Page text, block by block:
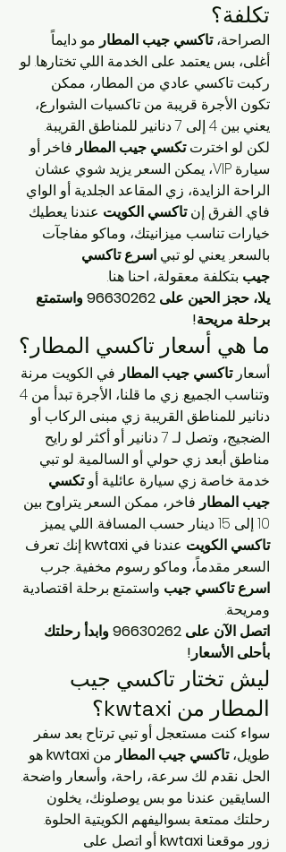
تكلفة؟
الصراحة، تاكسي جيب المطار مو دايماً
أغلى، بس يعتمد على الخدمة اللي تختارها. لو
ركبت تاكسي عادي من المطار، ممكن
تكون الأجرة قريبة من تاكسيات الشوارع،
يعني بين 4 إلى 7 دنانير للمناطق القريبة.
لكن لو اخترت تكسي جيب المطار فاخر أو
سيارة VIP، يمكن السعر يزيد شوي عشان
الراحة الزايدة، زي المقاعد الجلدية أو الواي
فاي. الفرق إن تاكسي الكويت عندنا يعطيك
خيارات تناسب ميزانيتك، وماكو مفاجآت
بالسعر. يعني لو تبي اسرع تاكسي
جيب بتكلفة معقولة، احنا هنا.
يلا، حجز الحين على 96630262 واستمتع
برحلة مريحة!
ما هي أسعار تاكسي المطار؟
أسعار تاكسي جيب المطار في الكويت مرنة
دنانير للمناطق القريبة زي مبنى الركاب أو
الضجيج، وتصل لـ 7 دنانير أو أكثر لو رايح
مناطق أبعد زي حولي أو السالمية. لو تبي
خدمة خاصة زي سيارة عائلية أو تكسي
جيب المطار فاخر، ممكن السعر يتراوح بين
10 إلى 15 دينار حسب المسافة. اللي يميز
تاكسي الكويت عندنا في kwtaxi إنك تعرف
السعر مقدماً، وماكو رسوم مخفية. جرب
اسرع تاكسي جيب واستمتع برحلة اقتصادية
ومريحة.
اتصل الآن على 96630262 وابدأ رحلتك
بأحلى الأسعار!
ليش تختار تاكسي جيب
المطار من kwtaxi؟
سواء كنت مستعجل أو تبي ترتاح بعد سفر
طويل، تاكسي جيب المطار من kwtaxi هو
الحل. نقدم لك سرعة، راحة، وأسعار واضحة.
السايقين عندنا مو بس يوصلونك، يخلون
رحلتك ممتعة بسواليفهم الكويتية الحلوة.
زور موقعنا kwtaxi أو اتصل على